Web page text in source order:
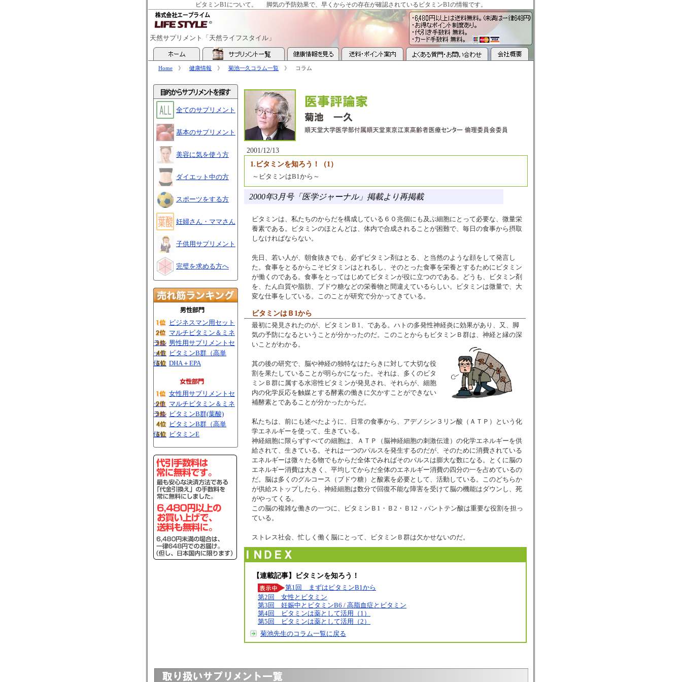
ビタミンB1について。 脚気の予防効果で、早くからその存在が確認されているビタミンB1の情報です。
天然サプリメント「天然ライフスタイル」
Home 》 健康情報 》 菊池一久コラム一覧 》 コラム
2001/12/13
1.ビタミンを知ろう！（1）
～ビタミンはB1から～
2000年3月号「医学ジャーナル」掲載より再掲載
ビタミンは、私たちのからだを構成している６０兆個にも及ぶ細胞にとって必要な、微量栄
養素である。ビタミンのほとんどは、体内で合成されることが困難で、毎日の食事から摂取
しなければならない。
先日、若い人が、朝食抜きでも、必ずビタミン剤はとる、と当然のような顔をして発言し
た。食事をとるからこそビタミンはとれるし、そのとった食事を栄養とするためにビタミン
が働くのである。食事をとってはじめてビタミンが役に立つのである。どうも、ビタミン剤
を、たん白質や脂肪、ブドウ糖などの栄養物と間違えているらしい。ビタミンは微量で、大
変な仕事をしている。このことが研究で分かってきている。
ビタミンはＢ1から
最初に発見されたのが、ビタミンＢ1、である。ハトの多発性神経炎に効果があり、又、脚
気の予防になるということが分かったのだ。このことからもビタミンＢ群は、神経と縁の深
いことがわかる。
其の後の研究で、脳や神経の独特なはたらきに対して大切な役
割を果たしていることが明らかになった。それは、多くのビタ
ミンＢ群に属する水溶性ビタミンが発見され、それらが、細胞
内の化学反応を触媒とする酵素の働きに欠かすことができない
補酵素とであることが分かったからだ。
私たちは、前にも述べたように、日常の食事から、アデノシン３リン酸（ＡＴＰ）という化
学エネルギーを使って、生きている。
神経細胞に限らずすべての細胞は、ＡＴＰ（脳神経細胞の刺激伝達）の化学エネルギーを供
給されて、生きている。それは一つのパルスを発生するのだが、そのために消費されている
エネルギーは微々たる物でもからだ全体でみればそのパルスは膨大な数になる。とくに脳の
エネルギー消費は大きく、平均してからだ全体のエネルギー消費の四分の一を占めているの
だ。脳は多くのグルコース（ブドウ糖）と酸素を必要として、活動している。このどちらか
が供給ストップしたら、神経細胞は数分で回復不能な障害を受けて脳の機能はダウンし、死
がやってくる。
この脳の複雑な働きの一つに、ビタミンＢ1・Ｂ2・Ｂ12・パントテン酸は重要な役割を担っ
ている。
ストレス社会、忙しく働く脳にとって、ビタミンＢ群は欠かせないのだ。
【連載記事】ビタミンを知ろう！
第1回 まずはビタミンB1から
第2回 女性とビタミン
第3回 妊娠中とビタミンB6 / 高脂血症とビタミン
第4回 ビタミンは薬として活用（1）
第5回 ビタミンは薬として活用（2）
菊池先生のコラム一覧に戻る
全てのサプリメント
基本のサプリメント
美容に気を使う方
ダイエット中の方
スポーツをする方
妊婦さん・ママさん
子供用サプリメント
完璧を求める方へ
ビジネスマン用セット
マルチビタミン＆ミネ
ラル 男性用サプリメントセ
ット ビタミンB群（高単
位） DHA＋EPA
女性用サプリメントセ
ット マルチビタミン＆ミネ
ラル ビタミンB群(葉酸)
ビタミンB群（高単
位） ビタミンE